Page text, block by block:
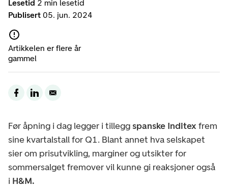
Lesetid 2 min lesetid
Publisert 05. jun. 2024
Artikkelen er flere år
gammel
Før åpning i dag legger i tilleggspanske Inditex frem
sine kvartalstall for Q1. Blant annet hva selskapet
sier om prisutvikling, marginer og utsikter for
sommersalget fremover vil kunne gi reaksjoner også
i H&M.